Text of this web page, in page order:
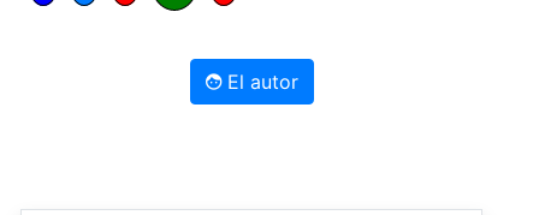
El autor